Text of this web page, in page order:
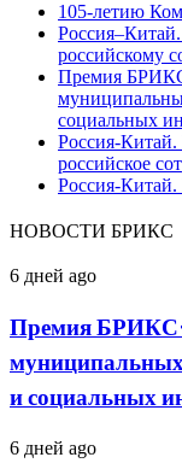
105-летию
российскому
Премия
социальных
Россия-
российское
Россия-Китай.
НОВОСТИ БРИКС
Премия
Премия
в
поддержку
муниципальных
развития
6 дней ago
Премия
и социальных
Россия-
6 дней ago